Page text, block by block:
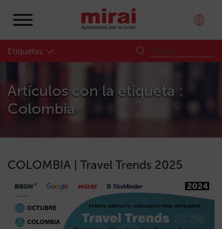
Etiquetas
Artículos con la etiqueta :
Colombia
COLOMBIA | Travel Trends 2025